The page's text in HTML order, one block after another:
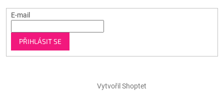
E-mail
PŘIHLÁSIT SE
Vytvořil Shoptet